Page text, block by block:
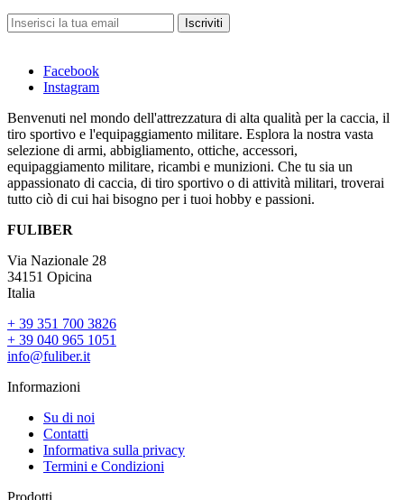
Iscriviti
Facebook
Instagram
Benvenuti nel mondo dell'attrezzatura di alta qualità per la caccia, il
tiro sportivo e l'equipaggiamento militare. Esplora la nostra vasta
selezione di armi, abbigliamento, ottiche, accessori,
equipaggiamento militare, ricambi e munizioni. Che tu sia un
appassionato di caccia, di tiro sportivo o di attività militari, troverai
tutto ciò di cui hai bisogno per i tuoi hobby e passioni.
FULIBER
Via Nazionale 28
34151 Opicina
Italia
+ 39 351 700 3826
+ 39 040 965 1051
info@fuliber.it
Informazioni
Su di noi
Contatti
Informativa sulla privacy
Termini e Condizioni